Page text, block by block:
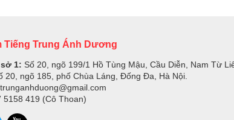
Tiếng Trung Ánh Dương
1: Số 20, ngõ 199/1 Hồ Tùng Mậu, Cầu Diễn, Nam Từ
20, ngõ 185, phố Chùa Láng, Đống Đa, Hà Nội.
5158 419 (Cô Thoan)